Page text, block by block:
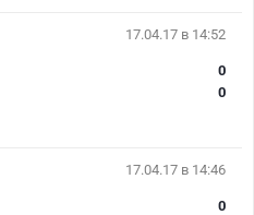
17.04.17 в 14:52
0
0
17.04.17 в 14:46
0